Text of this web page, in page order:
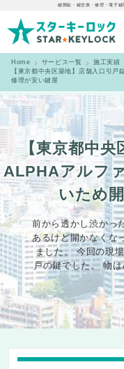
鍵開錠・鍵交換・修理・電子
Home サービス一覧
施工実績
【東京都中央区築地】店舗入口引
修理が安い鍵屋
【東京都中央
ALPHAアルフ
いため
前から透かし渋かっ
あるけど開かなくな
ました。 今回の現
戸の鍵でした。 物